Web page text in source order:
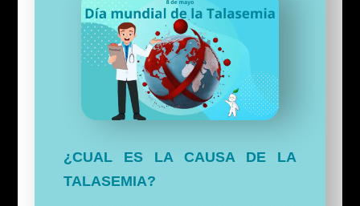
¿CUAL ES LA CAUSA DE LA
TALASEMIA?